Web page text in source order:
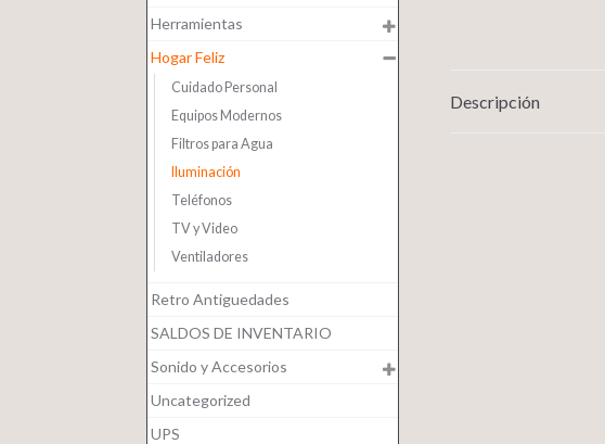
Descripción
Herramientas
Hogar Feliz
Cuidado Personal
Equipos Modernos
Filtros para Agua
Iluminación
Teléfonos
TV y Video
Ventiladores
Retro Antiguedades
SALDOS DE INVENTARIO
Sonido y Accesorios
Uncategorized
UPS